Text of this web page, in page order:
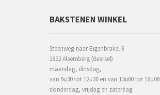
BAKSTENEN WINKEL
Steenweg naar Eigenbrakel 9
1652 Alsemberg (Beersel)
maandag, dinsdag,
van 9u30 tot 12u30 en van 13u00 tot 16u00
donderdag, vrijdag en zaterdag